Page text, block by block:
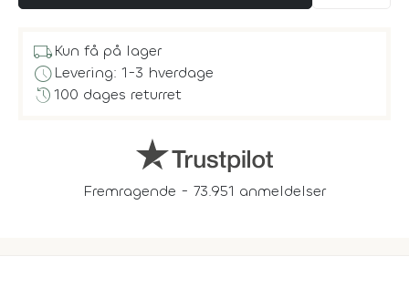
local_shippingKun få på lager
scheduleLevering: 1-3 hverdage
history100 dages returret
Fremragende - 73.951 anmeldelser